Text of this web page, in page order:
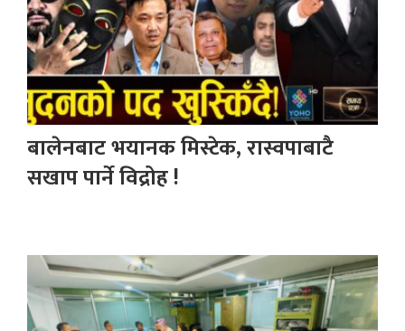
बालेनबाट भयानक मिस्टेक, रास्वपाबाटै
सखाप पार्ने विद्रोह !